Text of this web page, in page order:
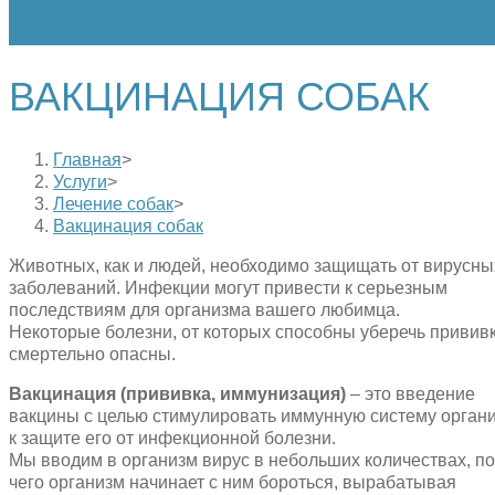
ВАКЦИНАЦИЯ СОБАК
Главная>
Услуги>
Лечение собак>
Вакцинация собак
Животных, как и людей, необходимо защищать от
заболеваний. Инфекции могут привести к серьезным
последствиям для организма вашего любимца.
Некоторые болезни, от которых способны уберечь
смертельно опасны.
Вакцинация (прививка, иммунизация) – это введение
вакцины с целью стимулировать иммунную систему
к защите его от инфекционной болезни.
Мы вводим в организм вирус в небольших количествах,
чего организм начинает с ним бороться, вырабатывая